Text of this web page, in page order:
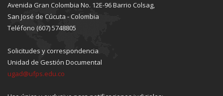
Avenida Gran Colombia No. 12E-96 Barrio Colsag,
San José de Cúcuta - Colombia
Teléfono (607) 5748805
Solicitudes y correspondencia
Unidad de Gestión Documental
ugad@ufps.edu.co